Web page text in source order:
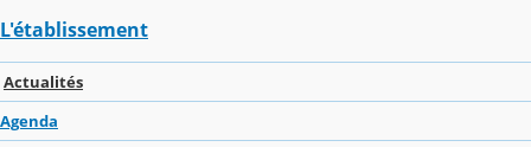
L'établissement
Actualités
Agenda